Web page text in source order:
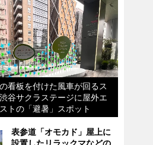
看板を付けた風車が回るス
谷サクラステージに屋外エ
トの「避暑」スポット
表参道「オモカド」屋上に
設置したリラックマなどの